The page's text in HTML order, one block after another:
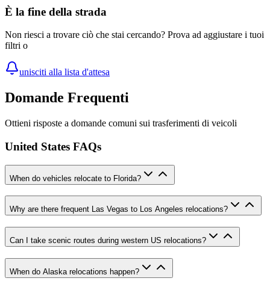
È la fine della strada
Non riesci a trovare ciò che stai cercando? Prova ad aggiustare i tuoi
filtri o
unisciti alla lista d'attesa
Domande Frequenti
Ottieni risposte a domande comuni sui trasferimenti di veicoli
United States FAQs
When do vehicles relocate to Florida?
Why are there frequent Las Vegas to Los Angeles relocations?
Can I take scenic routes during western US relocations?
When do Alaska relocations happen?